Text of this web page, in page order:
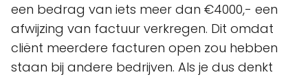
een bedrag van iets meer dan €4000,- een
afwijzing van factuur verkregen. Dit omdat
cliënt meerdere facturen open zou hebben
staan bij andere bedrijven. Als je dus denkt